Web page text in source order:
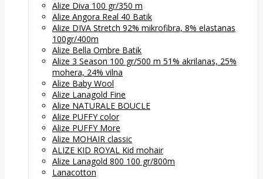
Alize Diva 100 gr/350 m
Alize Angora Real 40 Batik
Alize DIVA Stretch 92% mikrofibra, 8% elastanas
100gr/400m
Alize Bella Ombre Batik
Alize 3 Season 100 gr/500 m 51% akrilanas, 25%
mohera, 24% vilna
Alize Baby Wool
Alize Lanagold Fine
Alize NATURALE BOUCLE
Alize PUFFY color
Alize PUFFY More
Alize MOHAIR classic
ALIZE KID ROYAL Kid mohair
Alize Lanagold 800 100 gr/800m
Lanacotton